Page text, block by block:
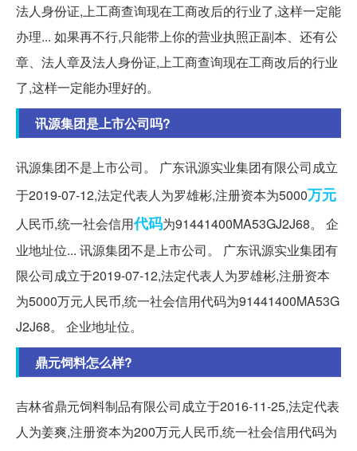
法人身份证,上工商查询现在工商改后的行业了,这样一定能
办理... 如果再不行,只能带上你的营业执照正副本、还有公
章、法人章及法人身份证,上工商查询现在工商改后的行业
了,这样一定能办理好的。
讯源集团是上市公司吗?
讯源集团不是上市公司。 广东讯源实业集团有限公司成立
于2019-07-12,法定代表人为罗雄彬,注册资本为5000万元
人民币,统一社会信用代码为91441400MA53GJ2J68。 企
业地址位... 讯源集团不是上市公司。 广东讯源实业集团有
限公司成立于2019-07-12,法定代表人为罗雄彬,注册资本
为5000万元人民币,统一社会信用代码为91441400MA53G
J2J68。 企业地址位。
鼎元饲料怎么样?
吉林省鼎元饲料制品有限公司成立于2016-11-25,法定代表
人为姜爽,注册资本为200万元人民币,统一社会信用代码为